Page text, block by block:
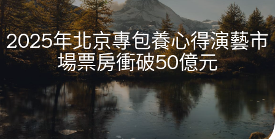
2025年北京專包養心得演藝市
場票房衝破50億元